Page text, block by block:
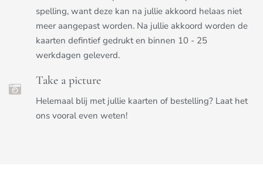
spelling, want deze kan na jullie akkoord helaas niet
meer aangepast worden. Na jullie akkoord worden de
kaarten defintief gedrukt en binnen 10 - 25
werkdagen geleverd.
Take a picture
Helemaal blij met jullie kaarten of bestelling? Laat het
ons vooral even weten!